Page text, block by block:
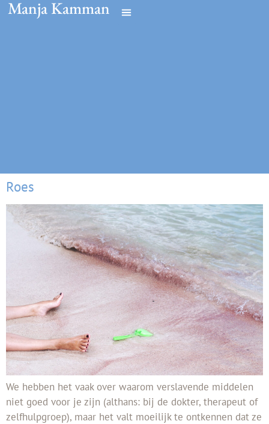
Manja Kamman
Roes
We hebben het vaak over waarom verslavende middelen
niet goed voor je zijn (althans: bij de dokter, therapeut of
zelfhulpgroep), maar het valt moeilijk te ontkennen dat ze